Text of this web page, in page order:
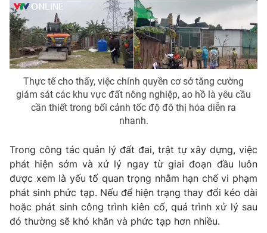
Thực tế cho thấy, việc chính quyền cơ sở tăng cường
giám sát các khu vực đất nông nghiệp, ao hồ là yêu cầu
cần thiết trong bối cảnh tốc độ đô thị hóa diễn ra
nhanh.
Trong công tác quản lý đất đai, trật tự xây dựng, việc
phát hiện sớm và xử lý ngay từ giai đoạn đầu luôn
được xem là yếu tố quan trọng nhằm hạn chế vi phạm
phát sinh phức tạp. Nếu để hiện trạng thay đổi kéo dài
hoặc phát sinh công trình kiên cố, quá trình xử lý sau
đó thường sẽ khó khăn và phức tạp hơn nhiều.